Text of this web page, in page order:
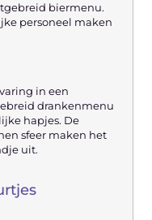
biermenu.
personeel maken
in een
drankenmenu
hapjes. De
sfeer maken het
uit.